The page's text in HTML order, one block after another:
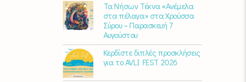
Τα Νήσων Τέκνα «Ανέμελα
στα πέλαγα» στα Χρούσσα
Σύρου – Παρασκευή 7
Αυγούστου
Κερδίστε διπλές προσκλήσεις
για το AVLI FEST 2026